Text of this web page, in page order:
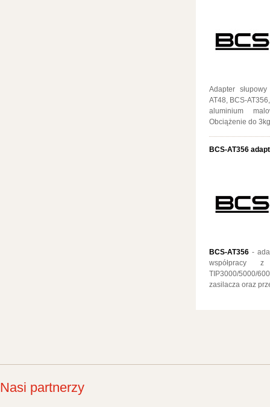
Adapter
AT48, BCS-
aluminium
Obciążenie do
BCS-AT356
BCS-AT356 -
współpracy
TIP3000/5000/
zasilacza oraz
Nasi partnerzy